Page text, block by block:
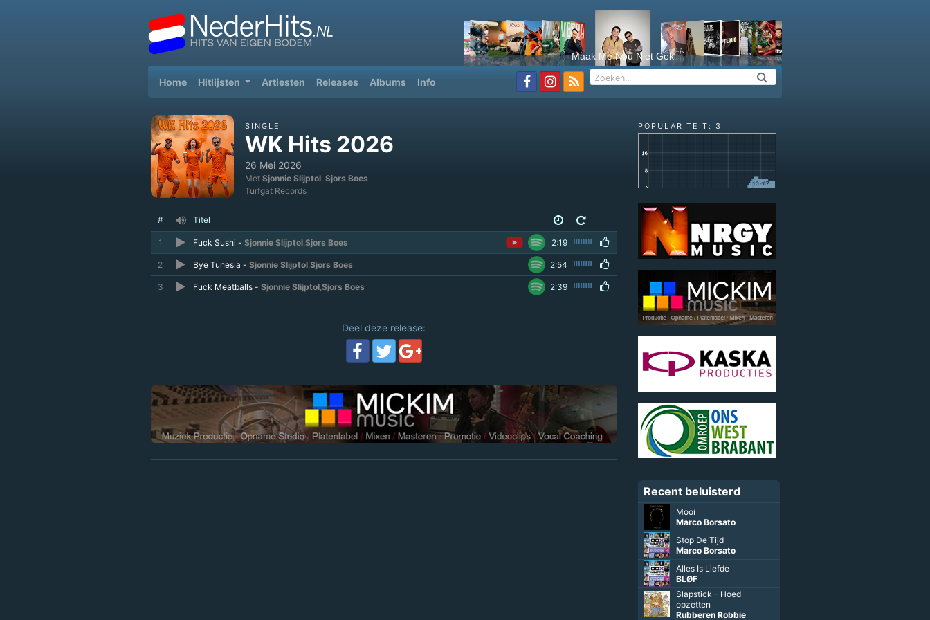
Maak Me Nou Niet Gek
Home(current)
Hitlijsten Artiesten Releases Albums Info
SINGLE
WK Hits 2026
26 Mei 2026
Met Sjonnie Slijptol, Sjors Boes
Turfgat Records
# Titel
1 Fuck Sushi - Sjonnie Slijptol,Sjors Boes 2:19
2 Bye Tunesia - Sjonnie Slijptol,Sjors Boes 2:54
3 Fuck Meatballs - Sjonnie Slijptol,Sjors Boes 2:39
Deel deze release:
POPULARITEIT: 3
Recent beluisterd
Mooi
Marco Borsato
Stop De Tijd
Marco Borsato
Alles Is Liefde
BLØF
Slapstick - Hoed
opzetten
Rubberen Robbie